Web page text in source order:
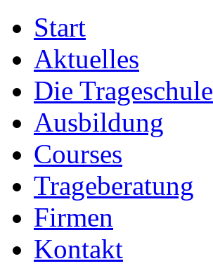
Start
Aktuelles
Die Trageschule
Ausbildung
Courses
Trageberatung
Firmen
Kontakt